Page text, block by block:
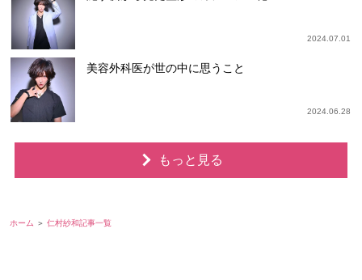
2024.07.01
美容外科医が世の中に思うこと
2024.06.28
もっと見る
ホーム 仁村紗和記事一覧